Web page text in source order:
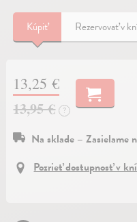
Kúpiť Rezervovať v
13,25 €
13,95 €
?
Na sklade – Zasielame
Pozrieť dostupnosť v